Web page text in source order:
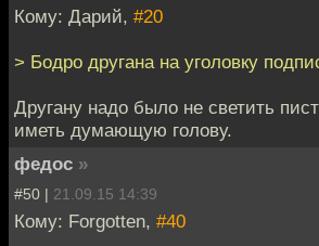
Кому: Дарий, #20
> Бодро другана на уголовку
Другану надо было не светить
иметь думающую голову.
федос »
#50 | 21.09.15 14:39
Кому: Forgotten, #40